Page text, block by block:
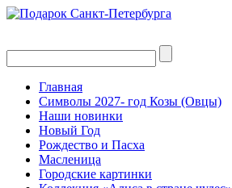
Главная
Символы 2027- год Козы (Овцы)
Наши новинки
Новый Год
Рождество и Пасха
Масленица
Городские картинки